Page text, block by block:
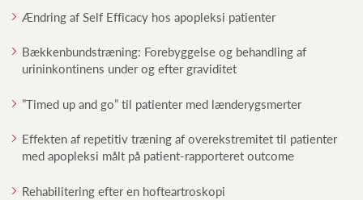
Ændring af Self Efficacy hos apopleksi patienter
Bækkenbundstræning: Forebyggelse og behandling af
urininkontinens under og efter graviditet
”Timed up and go” til patienter med lænderygsmerter
Effekten af repetitiv træning af overekstremitet til patienter
med apopleksi målt på patient-rapporteret outcome
Rehabilitering efter en hofteartroskopi